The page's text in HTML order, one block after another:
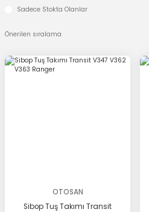
Sadece Stokta Olanlar
OTOSAN
Sibop Tuş Takımı Transit